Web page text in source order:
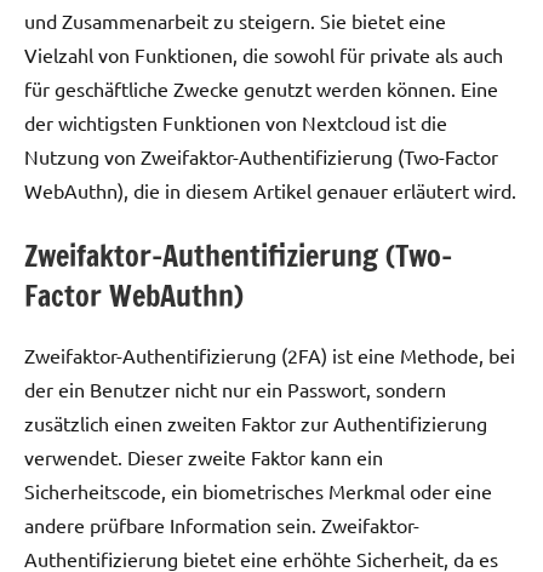
und Zusammenarbeit zu steigern. Sie bietet eine
Vielzahl von Funktionen, die sowohl für private als auch
für geschäftliche Zwecke genutzt werden können. Eine
der wichtigsten Funktionen von Nextcloud ist die
Nutzung von Zweifaktor-Authentifizierung (Two-Factor
WebAuthn), die in diesem Artikel genauer erläutert wird.
Zweifaktor-Authentifizierung (Two-
Factor WebAuthn)
Zweifaktor-Authentifizierung (2FA) ist eine Methode, bei
der ein Benutzer nicht nur ein Passwort, sondern
zusätzlich einen zweiten Faktor zur Authentifizierung
verwendet. Dieser zweite Faktor kann ein
Sicherheitscode, ein biometrisches Merkmal oder eine
andere prüfbare Information sein. Zweifaktor-
Authentifizierung bietet eine erhöhte Sicherheit, da es